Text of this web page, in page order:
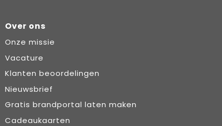
Over ons
Onze missie
Vacature
Klanten beoordelingen
Nieuwsbrief
Gratis brandportal laten maken
Cadeaukaarten